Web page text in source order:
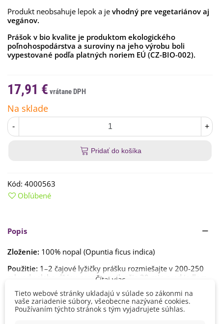
Produkt neobsahuje lepok a je vhodný pre vegetariánov aj
vegánov.
Prášok v bio kvalite je produktom ekologického
poľnohospodárstva a suroviny na jeho výrobu boli
vypestované podľa platných noriem EÚ (CZ-BIO-002).
17,91 €
Na sklade
- +
Pridať do košíka
Kód: 4000563
Obľúbené
Popis
Zloženie: 100% nopal (Opuntia ficus indica)
Použitie: 1–2 čajové lyžičky prášku rozmiešajte v 200-250
ml vody alebo džúsu a vypite najlepšie 20 min pred jedlom.
Ustanovenie nariadenia Európskeho parlamentu a Rady (ES)
č. 1924/2006 o výživových a zdravotných tvrdeniach nám
nedovoľuje informovať vás o účinkoch tejto byliny na váš
Čítaj viac
Detaily produktu
Tieto webové stránky ukladajú v súlade so zákonmi na
vaše zariadenie súbory, všeobecne nazývané cookies.
Používaním týchto stránok s tým vyjadrujete súhlas.